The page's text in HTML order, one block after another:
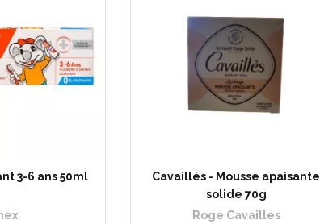
3-6 ans 50ml
Cavaillès - Mousse apaisante
solide 70g
Roge Cavailles